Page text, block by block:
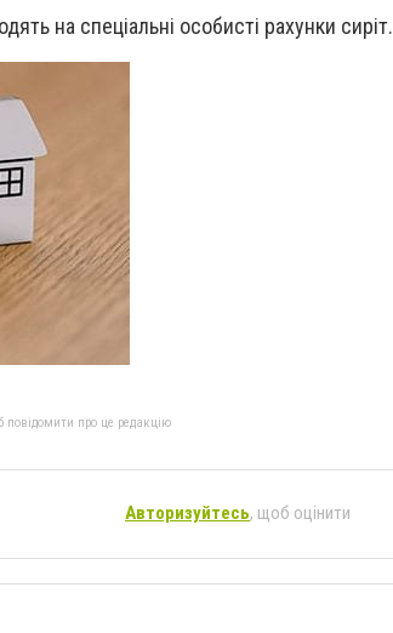
на спеціальні особисті рахунки сиріт.
повідомити про це редакцію
Авторизуйтесь, щоб оцінити